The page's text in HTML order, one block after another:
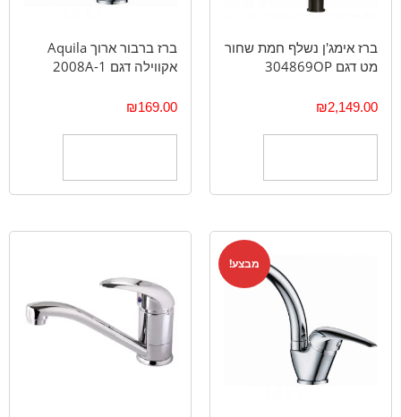
ברז אימג'ן נשלף חמת שחור
מט דגם 304869OP
₪2,149.00
ברז ברבור ארוך Aquila
אקווילה דגם 2008A-1
₪169.00
מבצע!